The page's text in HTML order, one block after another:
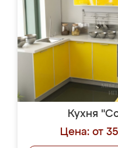
Кухня
Цена: от